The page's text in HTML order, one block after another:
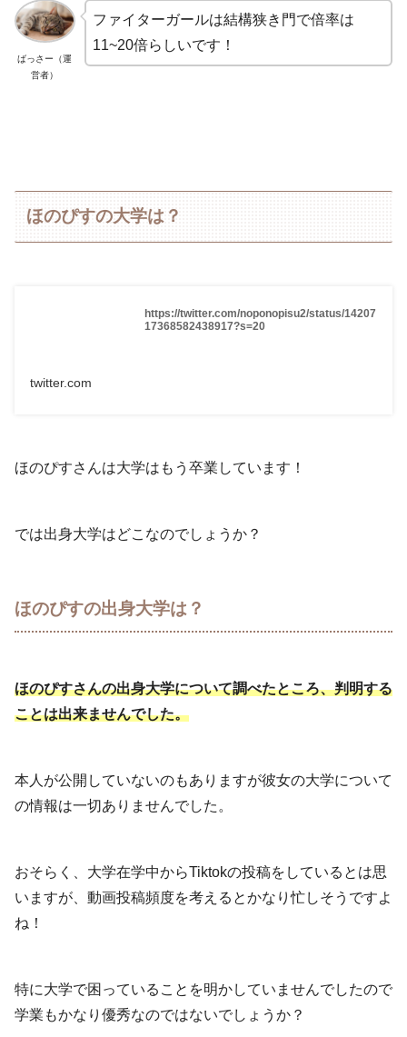
ばっさー（運
営者）
ファイターガールは結構狭き門で倍率は
11~20倍らしいです！
ほのぴすの大学は？
https://twitter.com/noponopisu2/status/14207
17368582438917?s=20
twitter.com
ほのぴすさんは大学はもう卒業しています！
では出身大学はどこなのでしょうか？
ほのぴすの出身大学は？
ほのぴすさんの出身大学について調べたところ、判明する
ことは出来ませんでした。
本人が公開していないのもありますが彼女の大学について
の情報は一切ありませんでした。
おそらく、大学在学中からTiktokの投稿をしているとは思
いますが、動画投稿頻度を考えるとかなり忙しそうですよ
ね！
特に大学で困っていることを明かしていませんでしたので
学業もかなり優秀なのではないでしょうか？